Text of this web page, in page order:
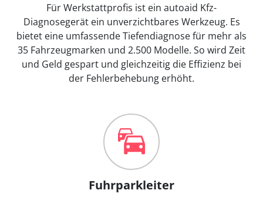
Für Werkstattprofis ist ein autoaid Kfz-
Diagnosegerät ein unverzichtbares Werkzeug. Es
bietet eine umfassende Tiefendiagnose für mehr als
35 Fahrzeugmarken und 2.500 Modelle. So wird Zeit
und Geld gespart und gleichzeitig die Effizienz bei
der Fehlerbehebung erhöht.
Fuhrparkleiter